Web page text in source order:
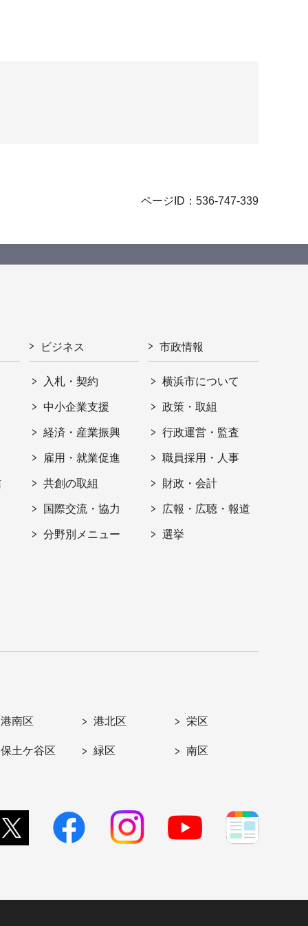
ページID：536-747-339
ビジネス
入札・契約
中小企業支援
経済・産業振興
雇用・就業促進
共創の取組
国際交流・協力
分野別メニュー
市政情報
横浜市について
政策・取組
行政運営・監査
職員採用・人事
財政・会計
広報・広聴・報道
選挙
港南区 港北区 栄区
保土ケ谷区 緑区 南区